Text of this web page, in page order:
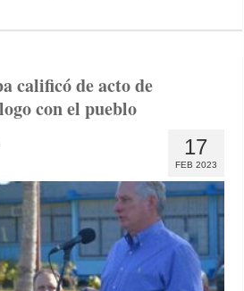
calificó de acto de
con el pueblo
17
FEB 2023